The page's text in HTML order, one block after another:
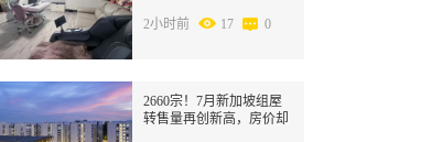
无！
2小时前 17 0
2660宗！7月新加坡组屋
转售量再创新高，房价却